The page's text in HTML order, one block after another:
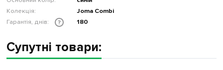
Колекція:
Joma Combi
Гарантія, днів:
? 180
Супутні товари: